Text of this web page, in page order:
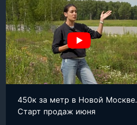
450к за метр в Новой Москве.
Старт продаж июня